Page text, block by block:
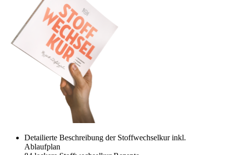
Detailierte Beschreibung der Stoffwechselkur inkl.
Ablaufplan